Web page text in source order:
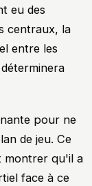
eu des
centraux, la
entre les
pour ne
de jeu. Ce
montrer qu'il a
face à ce